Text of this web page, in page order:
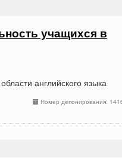
учащихся в
английского языка
Номер депонирования: